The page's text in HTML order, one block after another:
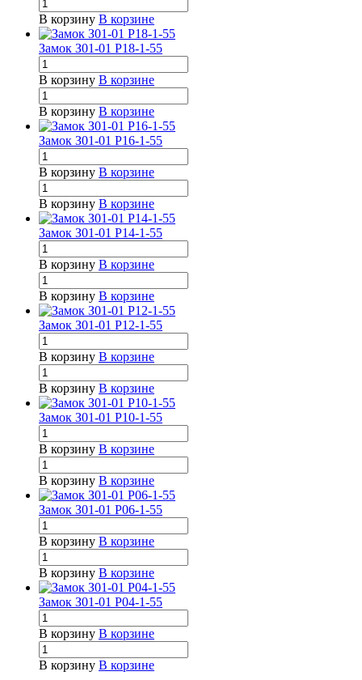
В корзину В корзине
Замок З01-01 Р18-1-55
В корзину В корзине
В корзину В корзине
Замок З01-01 Р16-1-55
В корзину В корзине
В корзину В корзине
Замок З01-01 Р14-1-55
В корзину В корзине
В корзину В корзине
Замок З01-01 Р12-1-55
В корзину В корзине
В корзину В корзине
Замок З01-01 Р10-1-55
В корзину В корзине
В корзину В корзине
Замок З01-01 Р06-1-55
В корзину В корзине
В корзину В корзине
Замок З01-01 Р04-1-55
В корзину В корзине
В корзину В корзине